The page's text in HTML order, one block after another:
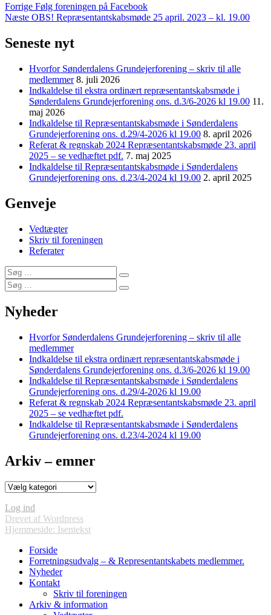
Indlægsnavigation
Forrige Forrige
indlæg:
Følg foreningen på Facebook
Næste Næste
OBS! Repræsentantskabsmøde 25 april. 2023 – kl. 19.00
Seneste nyt
Hvorfor Sønderdalens Grundejerforening – skriv til alle
medlemmer 8. juli 2026
Indkaldelse til ekstra ordinært repræsentantskabsmøde i
Sønderdalens Grundejerforening ons. d.3/6-2026 kl 19.00 11.
maj 2026
Indkaldelse til Repræsentantskabsmøde i Sønderdalens
Grundejerforening ons. d.29/4-2026 kl 19.00 8. april 2026
Referat & regnskab 2024 Repræsentantskabsmøde 23. april
2025 – se vedhæftet pdf. 7. maj 2025
Indkaldelse til Repræsentantskabsmøde i Sønderdalens
Grundejerforening ons. d.23/4-2024 kl 19.00 2. april 2025
Genveje
Vedtægter
Skriv til foreningen
Referater
Søg
efter:
Søg
Søg
efter:
Søg
Nyheder
Hvorfor Sønderdalens Grundejerforening – skriv til alle
medlemmer
Indkaldelse til ekstra ordinært repræsentantskabsmøde i
Sønderdalens Grundejerforening ons. d.3/6-2026 kl 19.00
Indkaldelse til Repræsentantskabsmøde i Sønderdalens
Grundejerforening ons. d.29/4-2026 kl 19.00
Referat & regnskab 2024 Repræsentantskabsmøde 23. april
2025 – se vedhæftet pdf.
Indkaldelse til Repræsentantskabsmøde i Sønderdalens
Grundejerforening ons. d.23/4-2024 kl 19.00
Arkiv – emner
Arkiv
emner
Log ind
Drevet af Wordpress
Hjemmeside: Isentekst
Forside
Forretningsudvalg – & Representantskabets medlemmer.
Nyheder
Kontakt
Skriv til foreningen
Arkiv & information